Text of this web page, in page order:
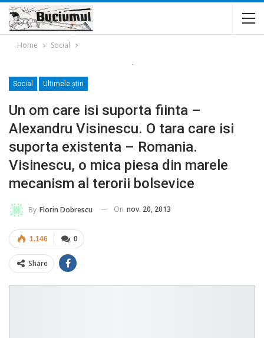
Home Social
Social Ultimele ştiri
Un om care isi suporta fiinta –
Alexandru Visinescu. O tara care isi
suporta existenta – Romania.
Visinescu, o mica piesa din marele
mecanism al terorii bolsevice
By Florin Dobrescu On nov. 20, 2013
0
1.146
Share